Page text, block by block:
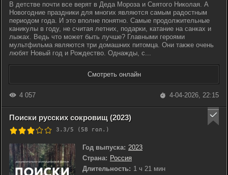
В детстве почти все верят в Деда Мороза и Святого Николая. А
Новогодние праздники для многих являются самым радостным
периодом года. И это вполне понятно. Самые продолжительные
каникулы в году, не считая летних, подарки, катание на санках и
лыжах. Ведь что может быть лучше? Главными героями
мультфильма являются три домашних питомца. Они также очень
любят Новый год и Рождество. Однажды, с...
Смотреть онлайн
4 057 4-04-2026, 22:15
Поиски русских сокровищ (2023)
3.3/5 (58 гол.)
Год выпуска: 2023
Страна: Россия
Длительность: 1 ч 21 мин